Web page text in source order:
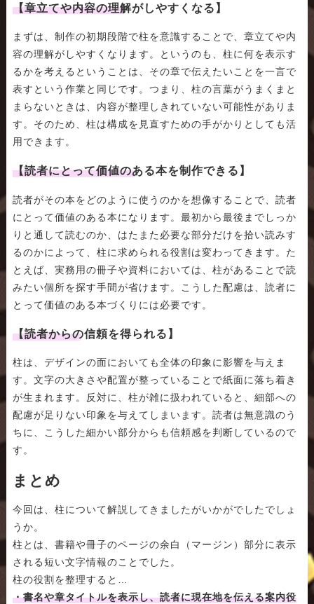
【章立てや内容の理解がしやすくなる】
まずは、制作の初期段階で柱を意識することで、章立てや内
容の理解がしやすくなります。というのも、柱に何を表示す
るかを考えるということは、その章で伝えたいことを一言で
表すという作業と同じです。つまり、柱の言葉がうまくまと
まらないときは、内容が整理しきれていない可能性がありま
す。そのため、柱は構成を見直すための手がかりとしても活
用できます。
【読者にとって価値のある本を制作できる】
読者がその本をどのように使うのかを想像することで、読者
にとって価値のある本になります。最初から最後までしっか
りと通して読むのか、はたまた必要な部分だけを拾い読みす
るのかによって、柱に求められる役割は変わってきます。た
とえば、実務用の冊子や資料においては、柱があることで読
みたい個所を探す手間が省けます。こうした配慮は、読者に
とって価値のある本づくりには必要です。
【読者からの信頼を得られる】
柱は、デザインの面においても全体の印象に影響を与えま
す。文字の大きさや配置が整っていることで紙面に落ち着き
が生まれます。反対に、柱が雑に扱われていると、細部への
配慮が足りない印象を与えてしまいます。読者は無意識のう
ちに、こうした細かい部分からも信頼感を判断しているので
す。
まとめ
今回は、柱について解説してきましたがいかがでしたでしょ
うか。
柱とは、書籍や冊子のページの余白（マージン）部分に表示
される短い文字情報のことでした。
柱の役割を整理すると…
・書名や章タイトルを表示し、読者に現在地を伝える案内役